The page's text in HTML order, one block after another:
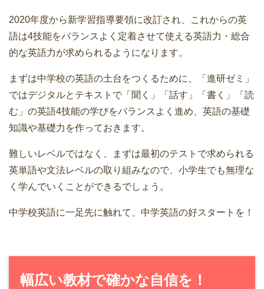
2020年度から新学習指導要領に改訂され、これからの英
語は4技能をバランスよく定着させて使える英語力・総合
的な英語力が求められるようになります。
まずは中学校の英語の土台をつくるために、「進研ゼミ」
ではデジタルとテキストで「聞く」「話す」「書く」「読
む」の英語4技能の学びをバランスよく進め、英語の基礎
知識や基礎力を作っておきます。
難しいレベルではなく、まずは最初のテストで求められる
英単語や文法レベルの取り組みなので、小学生でも無理な
く学んでいくことができるでしょう。
中学校英語に一足先に触れて、中学英語の好スタートを！
幅広い教材で確かな自信を！